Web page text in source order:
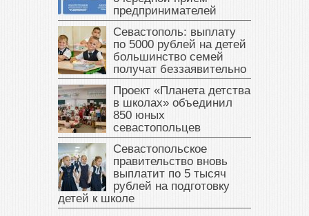
предпринимателей
Севастополь: выплату
по 5000 рублей на детей
большинство семей
получат беззаявительно
Проект «Планета детства
в школах» объединил
850 юных
севастопольцев
Севастопольское
правительство вновь
выплатит по 5 тысяч
рублей на подготовку
детей к школе